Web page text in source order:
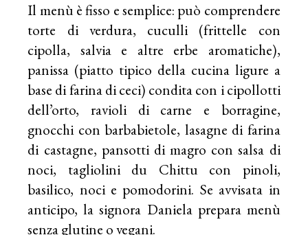
Il menù è fisso e semplice: può comprendere
torte di verdura, cuculli (frittelle con
cipolla, salvia e altre erbe aromatiche),
panissa (piatto tipico della cucina ligure a
base di farina di ceci) condita con i cipollotti
dell’orto, ravioli di carne e borragine,
gnocchi con barbabietole, lasagne di farina
di castagne, pansotti di magro con salsa di
noci, tagliolini du Chittu con pinoli,
basilico, noci e pomodorini. Se avvisata in
anticipo, la signora Daniela prepara menù
senza glutine o vegani.